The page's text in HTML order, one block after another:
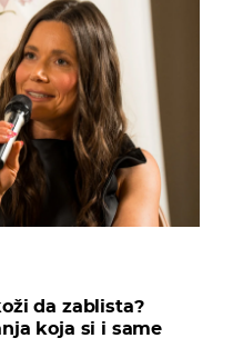
da zablista?
koja si i same